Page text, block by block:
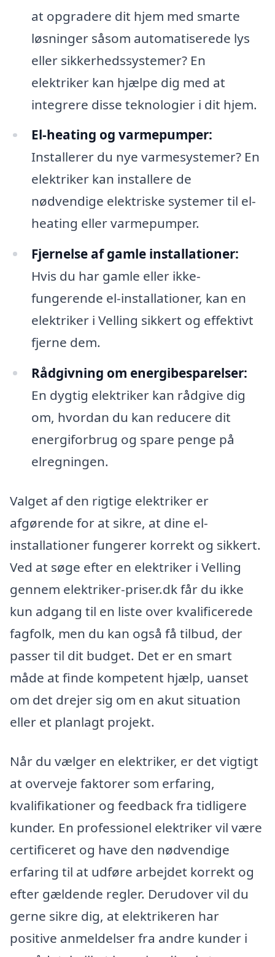
at opgradere dit hjem med smarte
løsninger såsom automatiserede lys
eller sikkerhedssystemer? En
elektriker kan hjælpe dig med at
integrere disse teknologier i dit hjem.
El-heating og varmepumper:
Installerer du nye varmesystemer? En
elektriker kan installere de
nødvendige elektriske systemer til el-
heating eller varmepumper.
Fjernelse af gamle installationer:
Hvis du har gamle eller ikke-
fungerende el-installationer, kan en
elektriker i Velling sikkert og effektivt
fjerne dem.
Rådgivning om energibesparelser:
En dygtig elektriker kan rådgive dig
om, hvordan du kan reducere dit
energiforbrug og spare penge på
elregningen.
Valget af den rigtige elektriker er
afgørende for at sikre, at dine el-
installationer fungerer korrekt og sikkert.
Ved at søge efter en elektriker i Velling
gennem elektriker-priser.dk får du ikke
kun adgang til en liste over kvalificerede
fagfolk, men du kan også få tilbud, der
passer til dit budget. Det er en smart
måde at finde kompetent hjælp, uanset
om det drejer sig om en akut situation
eller et planlagt projekt.
Når du vælger en elektriker, er det vigtigt
at overveje faktorer som erfaring,
kvalifikationer og feedback fra tidligere
kunder. En professionel elektriker vil være
certificeret og have den nødvendige
erfaring til at udføre arbejdet korrekt og
efter gældende regler. Derudover vil du
gerne sikre dig, at elektrikeren har
positive anmeldelser fra andre kunder i